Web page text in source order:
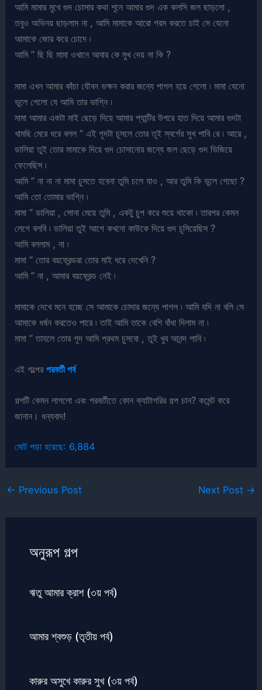
আমি মামার মুখে গুদ চোসার কথা শূনে আমার গুদ এক কলসি জল ছাড়লো ,
তবুও অভিনয় ছাড়লাম না , আমি মামাকে আরো গরম করতে চাই সে যেনো
আমাকে জোর করে চোদে ৷
আমি ” ছি ছি মামা ওখানে আবার কে মুখ দেয় না কি ?
মামা এখন আমার কাঁচা যৌবন ভক্ষন করার জন্যে পাগল হয়ে গেলো ৷ মামা যেনো
ভুলে গেলো যে আমি তার ভাগ্নি ৷
মামা আমার একটা মাই ছেড়ে দিয়ে আমার প্যান্টির উপরে হাত দিয়ে আমার গুদটা
খামছি মেরে ধরে বলল ” এই গূদটা চূসলে তোর তূই স্বর্গের সুখ পাবি রে ৷ আরে ,
ডালিয়া তুই তোর মামাকে দিয়ে গুদ চোসানোর জন্যে জল ছেড়ে গুদ ভিজিয়ে
ফেলেছিস ৷
আমি ” না না না মামা চুসতে হবেনা তুমি চলে যাও , আর তুমি কি ভুলে গেছো ?
আমি তো তোমার ভাগ্নি ৷
মামা ” ডালিয়া , সোনা মেয়ে তুমি , একটু চুপ করে শুয়ে থাকো ৷ তারপর কেমন
লেগে বলবি ৷ ডালিয়া তুই আগে কখনো কাউকে দিয়ে গুদ চূসিয়েছিস ?
আমি বললাম , না ৷
মামা ” তোর বয়ফ্রেন্ডরা তোর মাই ধরে দেখেনি ?
আমি ” না , আমার বয়ফ্রেন্ড নেই ৷
মামাকে দেখে মনে হচ্ছে সে আমাকে চোদার জন্যে পাগল ৷ আমি যদি না বলি সে
আমাকে ধর্ষন করতেও পারে ৷ তাই আমি তাকে বেশি বাঁধা দিলাম না ৷
মামা ” তাহলে তোর গূদ আমি প্রথম চুসবো , তুই খুব আনন্দ পাবি ৷
এই গল্পেরপরবর্তী পর্ব
গল্পটি কেমন লাগলো এবং পরবর্তীতে কোন ক্যাটাগরির গল্প চান? কমেন্ট করে
জানান। ধন্যবাদ!
মোট পড়া হয়েছে: 6,884
← Previous Post Next Post →
অনুরূপ গল্প
ঋতু আমার ক্রাশ (৩য় পর্ব)
আমার শ্বশুড় (তৃতীয় পর্ব)
কারুর অসুখে কারুর সুখ (৩য় পর্ব)